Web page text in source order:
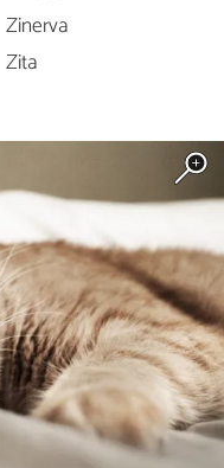
Zinerva
Zita